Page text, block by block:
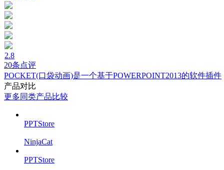
2.8
20条点评
POCKET(口袋动画)是一个基于POWERPOINT2013的软件插件
产品对比
更多同类产品比较
PPTStore
NinjaCat
PPTStore